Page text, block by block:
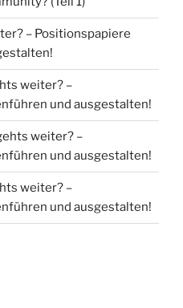
– Positionspapiere
weiter? –
und ausgestalten!
weiter? –
und ausgestalten!
weiter? –
und ausgestalten!